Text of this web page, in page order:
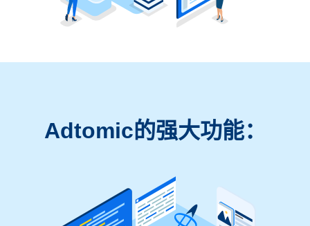
Adtomic的强大功能：